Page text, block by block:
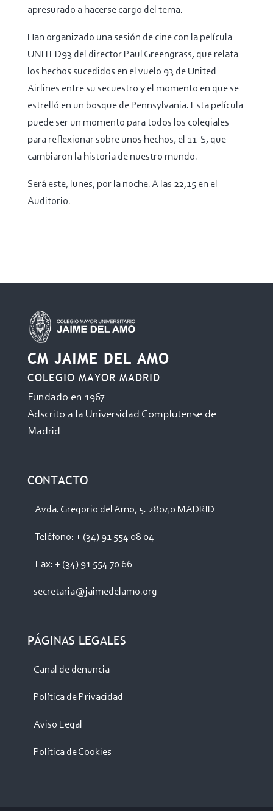
apresurado a hacerse cargo del tema.
Han organizado una sesión de cine con la película
UNITED93 del director Paul Greengrass, que relata
los hechos sucedidos en el vuelo 93 de United
Airlines entre su secuestro y el momento en que se
estrelló en un bosque de Pennsylvania. Esta película
puede ser un momento para todos los colegiales
para reflexionar sobre unos hechos, el 11-S, que
cambiaron la historia de nuestro mundo.
Será este, lunes, por la noche. A las 22,15 en el
Auditorio.
CM JAIME DEL AMO
COLEGIO MAYOR MADRID
Fundado en 1967
Adscrito a la Universidad Complutense de
Madrid
CONTACTO
Avda. Gregorio del Amo, 5. 28040 MADRID
Teléfono: + (34) 91 554 08 04
Fax: + (34) 91 554 70 66
secretaria@jaimedelamo.org
PÁGINAS LEGALES
Canal de denuncia
Política de Privacidad
Aviso Legal
Política de Cookies